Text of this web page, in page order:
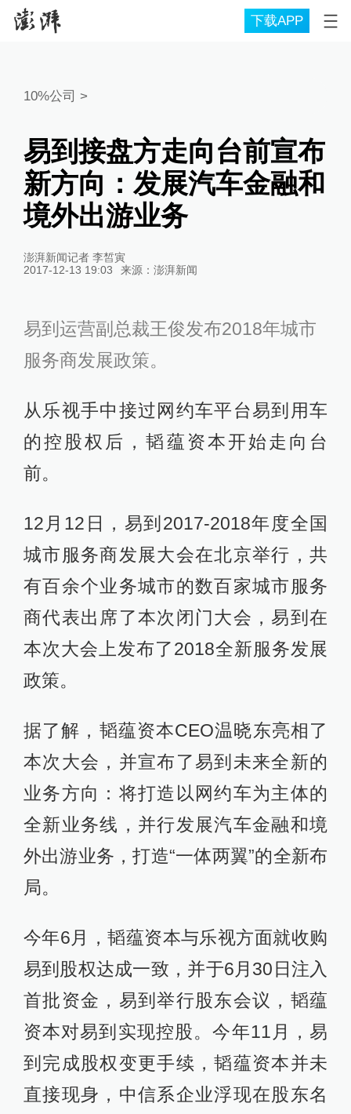
下载APP
10%公司 >
易到接盘方走向台前宣布
新方向：发展汽车金融和
境外出游业务
澎湃新闻记者 李皙寅
2017-12-13 19:03
来源： 澎湃新闻
易到运营副总裁王俊发布2018年城市
服务商发展政策。
从乐视手中接过网约车平台易到用车
的控股权后，韬蕴资本开始走向台
前。
12月12日，易到2017-2018年度全国
城市服务商发展大会在北京举行，共
有百余个业务城市的数百家城市服务
商代表出席了本次闭门大会，易到在
本次大会上发布了2018全新服务发展
政策。
据了解，韬蕴资本CEO温晓东亮相了
本次大会，并宣布了易到未来全新的
业务方向：将打造以网约车为主体的
全新业务线，并行发展汽车金融和境
外出游业务，打造“一体两翼”的全新布
局。
今年6月，韬蕴资本与乐视方面就收购
易到股权达成一致，并于6月30日注入
首批资金，易到举行股东会议，韬蕴
资本对易到实现控股。今年11月，易
到完成股权变更手续，韬蕴资本并未
直接现身，中信系企业浮现在股东名